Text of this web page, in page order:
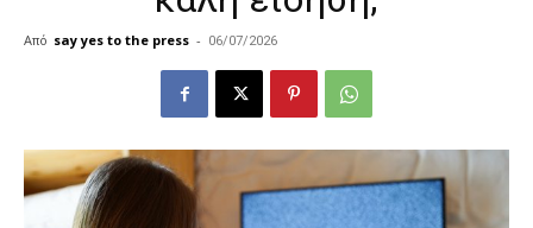
Από say yes to the press - 06/07/2026